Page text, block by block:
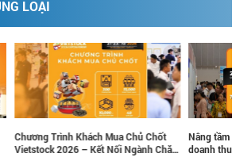
LOẠI
Mua Chủ Chốt
Nối Ngành Chăn
Nâng tầm thương hiệu, tăng
doanh thu cùng các gói tài trợ